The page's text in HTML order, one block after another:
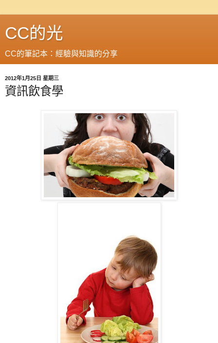
CC的光
CC的筆記本：經驗與知識的分享
2012年1月25日 星期三
資訊飲食學